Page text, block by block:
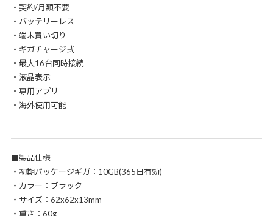
・契約/月額不要
・バッテリーレス
・端末買い切り
・ギガチャージ式
・最大16台同時接続
・液晶表示
・専用アプリ
・海外使用可能
■製品仕様
・初期パッケージギガ：10GB(365日有効)
・カラー：ブラック
・サイズ：62x62x13mm
・重さ：60g